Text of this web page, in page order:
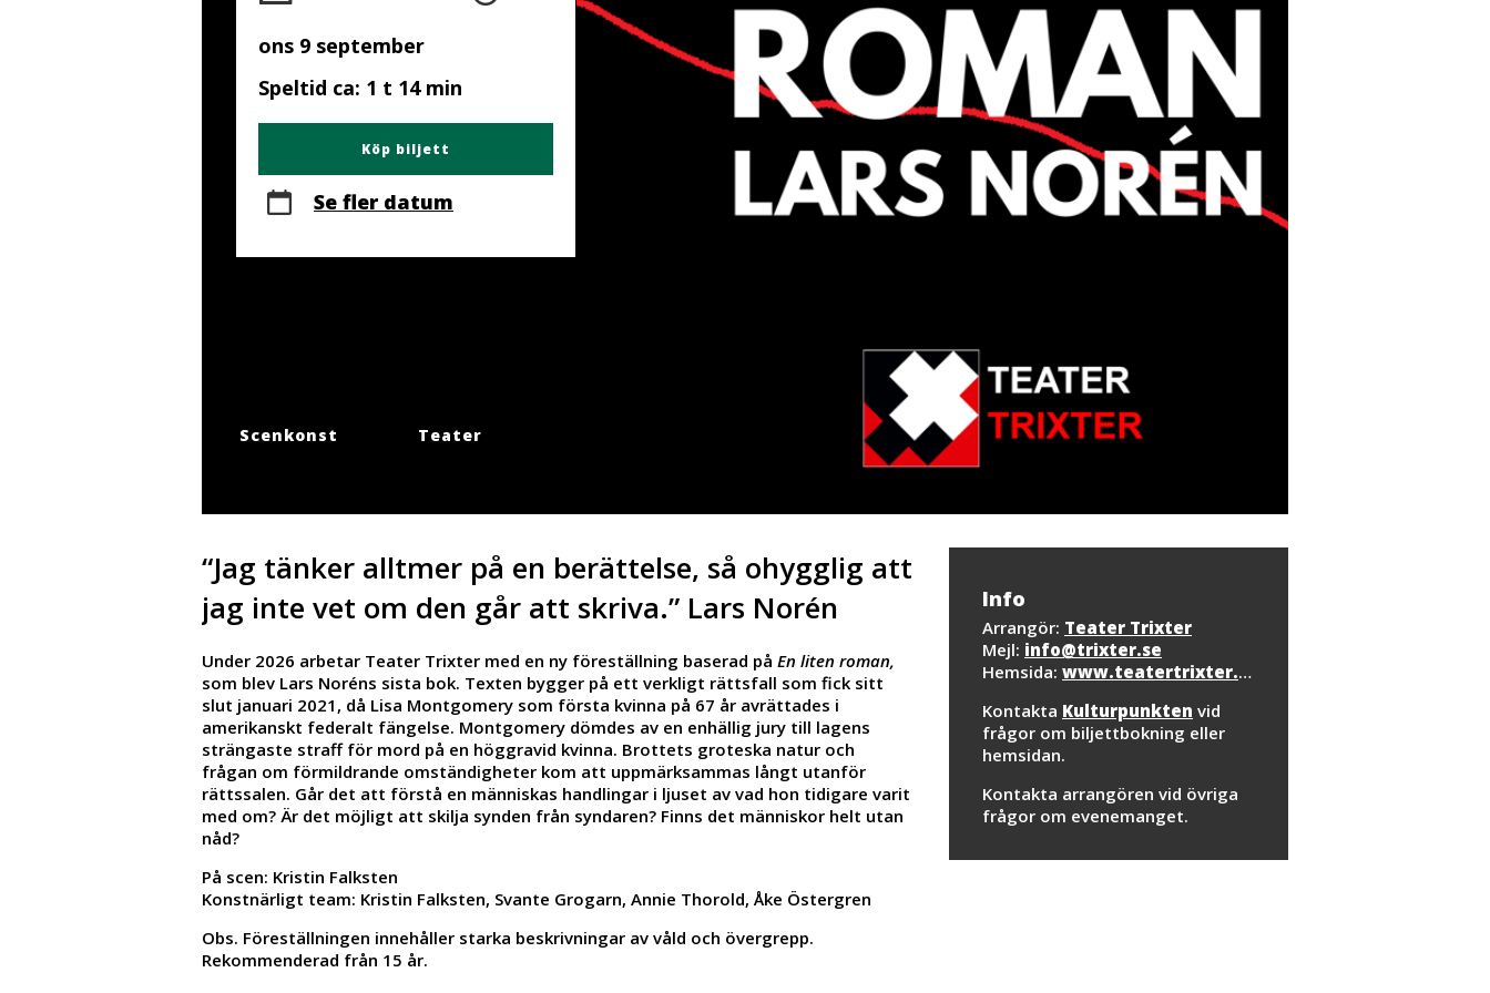
ons 9 september
Speltid ca: 1 t 14 min
Köp biljett
Se fler datum
Scenkonst Teater
Info
Arrangör: Teater Trixter
Mejl: info@trixter.se
Hemsida: www.teatertrixter.se
Kontakta Kulturpunkten vid
frågor om biljettbokning eller
hemsidan.
Kontakta arrangören vid övriga
frågor om evenemanget.
“Jag tänker alltmer på en berättelse, så ohygglig att
jag inte vet om den går att skriva.” Lars Norén
Under 2026 arbetar Teater Trixter med en ny föreställning baserad på En liten roman,
som blev Lars Noréns sista bok. Texten bygger på ett verkligt rättsfall som fick sitt
slut januari 2021, då Lisa Montgomery som första kvinna på 67 år avrättades i
amerikanskt federalt fängelse. Montgomery dömdes av en enhällig jury till lagens
strängaste straff för mord på en höggravid kvinna. Brottets groteska natur och
frågan om förmildrande omständigheter kom att uppmärksammas långt utanför
rättssalen. Går det att förstå en människas handlingar i ljuset av vad hon tidigare varit
med om? Är det möjligt att skilja synden från syndaren? Finns det människor helt utan
nåd?
På scen: Kristin Falksten
Konstnärligt team: Kristin Falksten, Svante Grogarn, Annie Thorold, Åke Östergren
Obs. Föreställningen innehåller starka beskrivningar av våld och övergrepp.
Rekommenderad från 15 år.